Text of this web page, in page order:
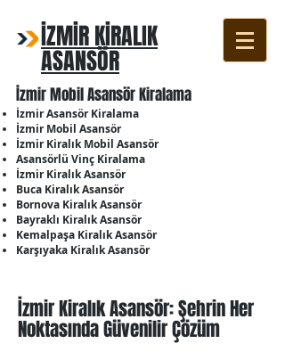
İZMİR KİRALIK
ASANSÖR
İzmir Mobil Asansör Kiralama
İzmir Asansör Kiralama
İzmir Mobil Asansör
İzmir Kiralık Mobil Asansör
Asansörlü Vinç Kiralama
İzmir Kiralık Asansör
Buca Kiralık Asansör
Bornova Kiralık Asansör
Bayraklı Kiralık Asansör
Kemalpaşa Kiralık Asansör
Karşıyaka Kiralık Asansör
İzmir Kiralık Asansör: Şehrin Her
Noktasında Güvenilir Çözüm